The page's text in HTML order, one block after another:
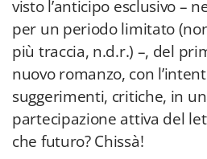
visto l’anticipo esclusivo –
per un periodo limitato
più traccia, n.d.r.) –, del
nuovo romanzo, con
suggerimenti, critiche, in
partecipazione attiva del
che futuro? Chissà!